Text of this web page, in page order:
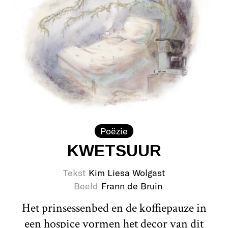
Poëzie
KWETSUUR
Tekst Kim Liesa Wolgast
Beeld Frann de Bruin
Het prinsessenbed en de koffiepauze in
een hospice vormen het decor van dit